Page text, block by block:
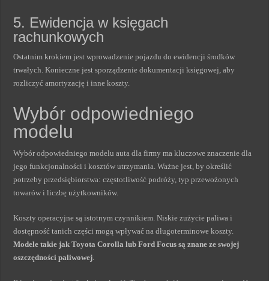
5. Ewidencja w księgach
rachunkowych
Ostatnim krokiem jest wprowadzenie pojazdu do ewidencji środków
trwałych. Konieczne jest sporządzenie dokumentacji księgowej, aby
rozliczyć amortyzację i inne koszty.
Wybór odpowiedniego
modelu
Wybór odpowiedniego modelu auta dla firmy ma kluczowe znaczenie dla
jego funkcjonalności i kosztów utrzymania. Ważne jest, by określić
potrzeby przedsiębiorstwa: częstotliwość podróży, typ przewożonych
towarów i liczbę użytkowników.
Koszty operacyjne są istotnym czynnikiem. Niskie zużycie paliwa i
dostępność tanich części mogą wpływać na długoterminowe koszty.
Modele takie jak Toyota Corolla lub Ford Focus są znane ze swojej
oszczędności paliwowej.